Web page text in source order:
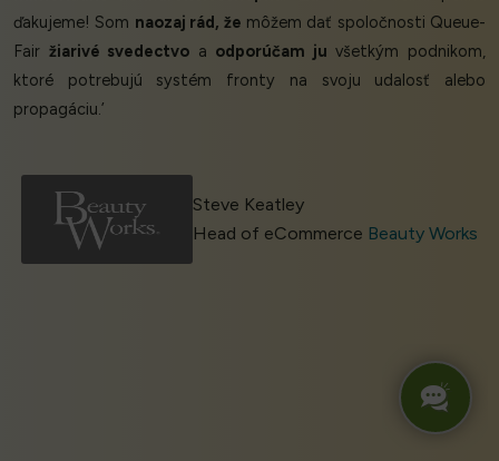
ďakujeme! Som naozaj rád, že môžem dať spoločnosti Queue-
Fair žiarivé svedectvo a odporúčam ju všetkým podnikom,
ktoré potrebujú systém fronty na svoju udalosť alebo
propagáciu.’
Steve Keatley
Head of eCommerce Beauty Works